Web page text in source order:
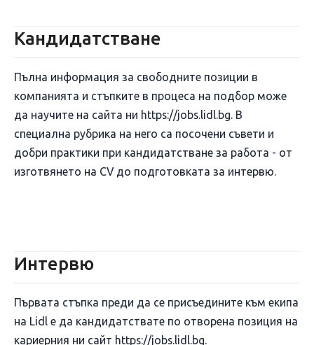
Кандидатстване
Пълна информация за свободните позиции в
компанията и стъпките в процеса на подбор може
да научите на сайта ни https://jobs.lidl.bg. В
специална рубрика на него са посочени съвети и
добри практики при кандидатстване за работа - от
изготвянето на CV до подготовката за интервю.
Интервю
Първата стъпка преди да се присъедините към екипа
на Lidl е да кандидатствате по отворена позиция на
кариерния ни сайт https://jobs.lidl.bg.